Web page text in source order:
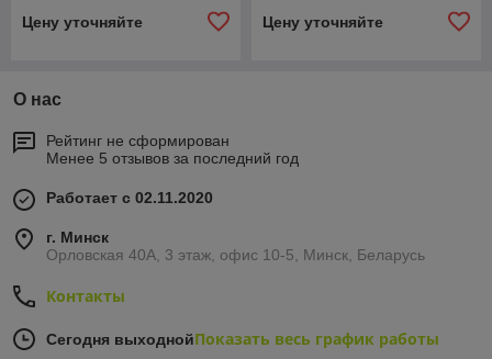
Цену уточняйте Цену уточняйте
О нас
Рейтинг не сформирован
Менее 5 отзывов за последний год
Работает с 02.11.2020
г. Минск
Орловская 40А, 3 этаж, офис 10-5, Минск, Беларусь
Контакты
Сегодня выходнойПоказать весь график работы